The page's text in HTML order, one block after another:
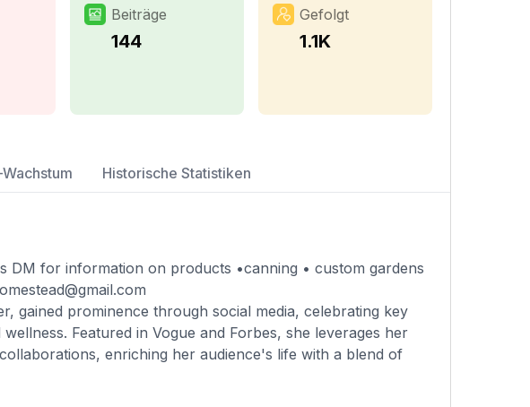
Beiträge
144
Gefolgt
1.1K
Historische Statistiken
DM for information on products •canning • custom gardens
gained prominence through social media, celebrating key
Featured in Vogue and Forbes, she leverages her
enriching her audience's life with a blend of